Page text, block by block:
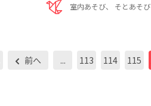
室内あそび
そとあそび
前へ ... 113 114 115